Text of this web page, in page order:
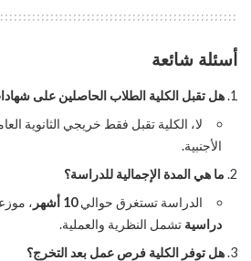
أسئلة شائعة
هل تقبل الكلية الطلاب الحاصلين على
لا، الكلية تقبل فقط خريجي الثانوية
الأجنبية.
ما هي المدة الإجمالية للدراسة؟
الدراسة تستغرق حوالي10 أشهر ،
دراسية تشمل النظرية والعملية.
هل توفر الكلية فرص عمل بعد التخرج؟